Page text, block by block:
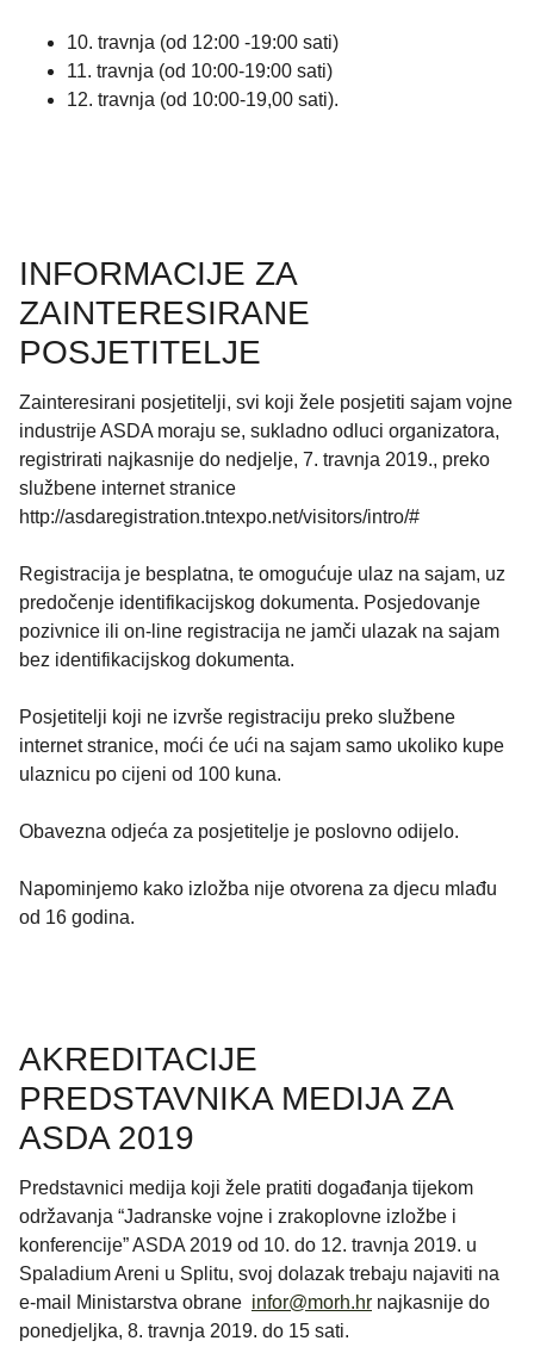
10. travnja (od 12:00 -19:00 sati)
11. travnja (od 10:00-19:00 sati)
12. travnja (od 10:00-19,00 sati).
INFORMACIJE ZA
ZAINTERESIRANE
POSJETITELJE
Zainteresirani posjetitelji, svi koji žele posjetiti sajam vojne
industrije ASDA moraju se, sukladno odluci organizatora,
registrirati najkasnije do nedjelje, 7. travnja 2019., preko
službene internet stranice
http://asdaregistration.tntexpo.net/visitors/intro/#
Registracija je besplatna, te omogućuje ulaz na sajam, uz
predočenje identifikacijskog dokumenta. Posjedovanje
pozivnice ili on-line registracija ne jamči ulazak na sajam
bez identifikacijskog dokumenta.
Posjetitelji koji ne izvrše registraciju preko službene
internet stranice, moći će ući na sajam samo ukoliko kupe
ulaznicu po cijeni od 100 kuna.
Obavezna odjeća za posjetitelje je poslovno odijelo.
Napominjemo kako izložba nije otvorena za djecu mlađu
od 16 godina.
AKREDITACIJE
PREDSTAVNIKA MEDIJA ZA
ASDA 2019
Predstavnici medija koji žele pratiti događanja tijekom
održavanja “Jadranske vojne i zrakoplovne izložbe i
konferencije” ASDA 2019 od 10. do 12. travnja 2019. u
Spaladium Areni u Splitu, svoj dolazak trebaju najaviti na
e-mail Ministarstva obrane infor@morh.hr najkasnije do
ponedjeljka, 8. travnja 2019. do 15 sati.